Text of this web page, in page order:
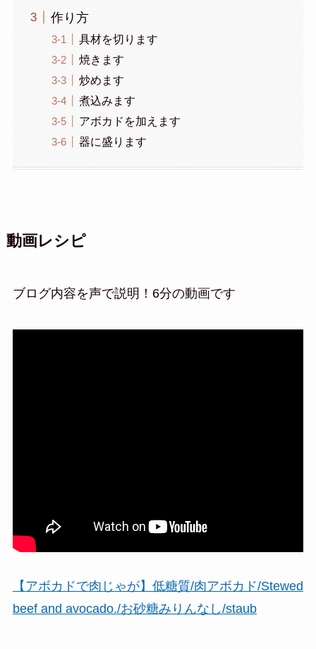
作り方
具材を切ります
焼きます
炒めます
煮込みます
アボカドを加えます
器に盛ります
動画レシピ
ブログ内容を声で説明！6分の動画です
【アボカドで肉じゃが】低糖質/肉アボカド/Stewed
beef and avocado./お砂糖みりんなし/staub